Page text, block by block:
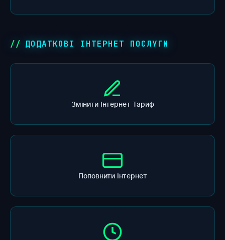
ДОДАТКОВІ ІНТЕРНЕТ ПОСЛУГИ
Змінити Інтернет Тариф
Поповнити Інтернет